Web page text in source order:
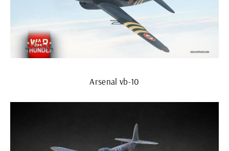
Arsenal vb-10